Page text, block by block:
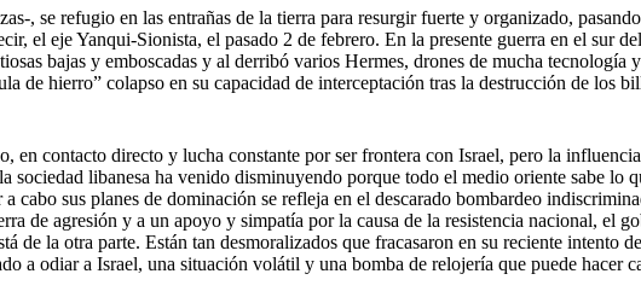
, se refugio en las entrañas de la tierra para resurgir fuerte y organizado,
el eje Yanqui-Sionista, el pasado 2 de febrero. En la presente guerra en el sur
bajas y emboscadas y al derribó varios Hermes, drones de mucha
de hierro” colapso en su capacidad de interceptación tras la destrucción de los
en contacto directo y lucha constante por ser frontera con Israel, pero la
libanesa ha venido disminuyendo porque todo el medio oriente sabe lo
cabo sus planes de dominación se refleja en el descarado bombardeo
de agresión y a un apoyo y simpatía por la causa de la resistencia nacional, el
de la otra parte. Están tan desmoralizados que fracasaron en su reciente intento
a odiar a Israel, una situación volátil y una bomba de relojería que puede hacer